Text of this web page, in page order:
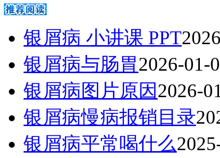
银屑病 小讲课 PPT
银屑病与肠胃2026-01-
银屑病图片原因2026-
银屑病慢病报销目录
银屑病平常喝什么